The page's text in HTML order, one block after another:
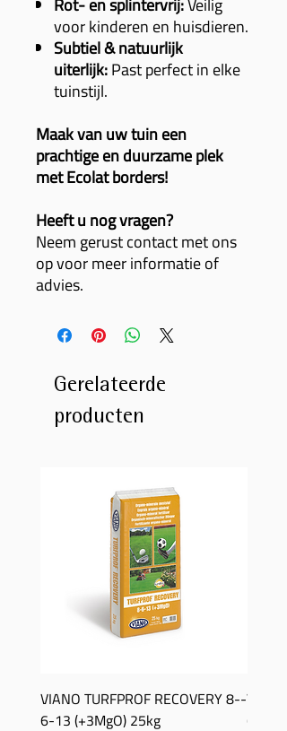
voor kinderen en huisdieren.
Subtiel & natuurlijk
uiterlijk:Past perfect in elke
tuinstijl.
Maak van uw tuin een
prachtige en duurzame plek
met Ecolat borders!
Heeft u nog vragen?
Neem gerust contact met ons
op voor meer informatie of
advies.
Gerelateerde
producten
VIANO TURFPROF RECOVERY 8-­
6-­13 (+3MgO) 25kg